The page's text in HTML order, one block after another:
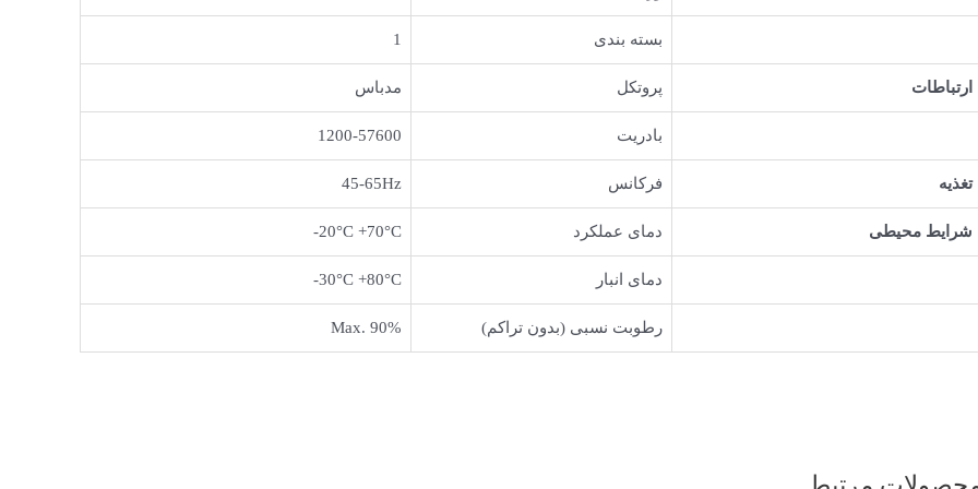
بسته بندی 1
ارتباطات پروتکل مدباس
بادریت 1200-57600
تغذیه فرکانس 45-65Hz
شرایط محیطی دمای عملکرد 20°C +70°C-
دمای انبار 30°C +80°C-
رطوبت نسبی (بدون تراکم) Max. 90%